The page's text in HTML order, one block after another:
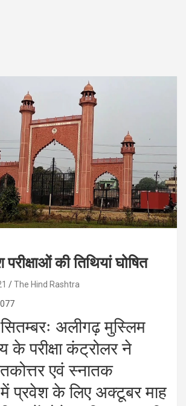
परीक्षाओं की तिथियां घोषित
The Hind Rashtra
सितम्बरः अलीगढ़ मुस्लिम
के परीक्षा कंट्रोलर ने
एवं स्नातक
प्रवेश के लिए अक्टूबर माह